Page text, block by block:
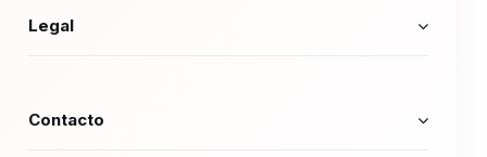
Legal
Contacto